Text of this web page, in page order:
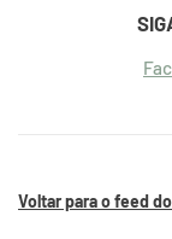
Voltar para o feed